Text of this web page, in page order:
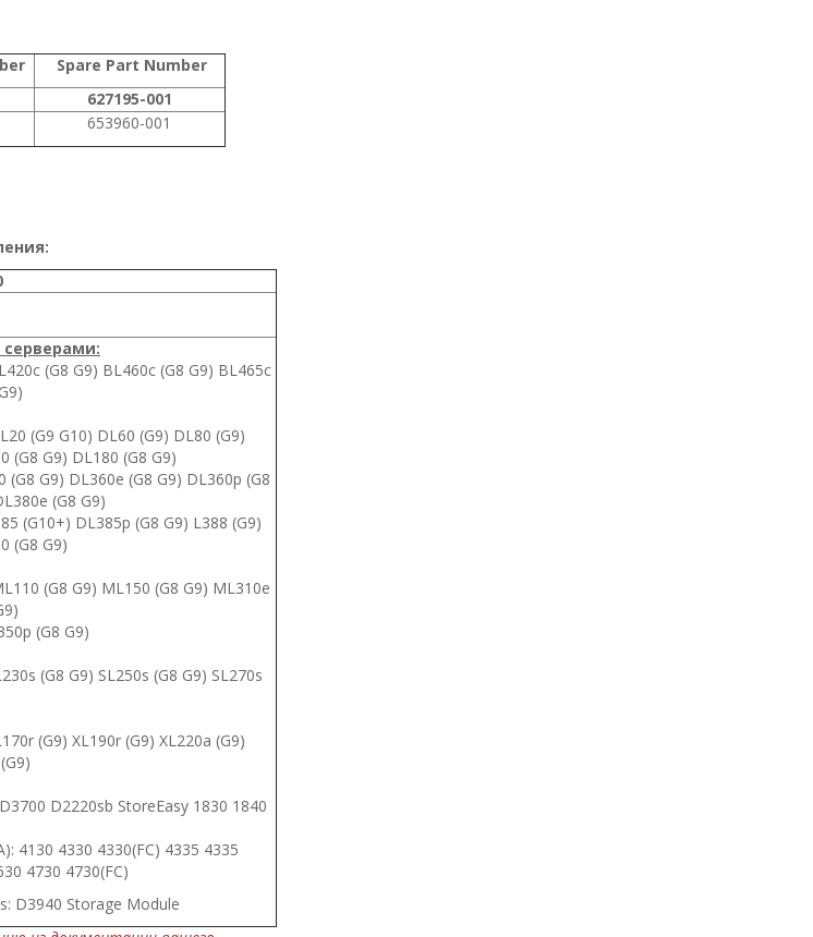
Spare Part Number
627195-001
653960-001
(G8 G9) BL460c (G8 G9) BL465c
(G9 G10) DL60 (G9) DL80 (G9)
(G8 G9) DL180 (G8 G9)
(G8 G9) DL360e (G8 G9) DL360p (G8
(G8 G9)
(G10+) DL385p (G8 G9) L388 (G9)
(G8 G9)
(G8 G9) ML150 (G8 G9) ML310e
(G8 G9)
(G8 G9) SL250s (G8 G9) SL270s
(G9) XL190r (G9) XL220a (G9)
D2220sb StoreEasy 1830 1840
4130 4330 4330(FC) 4335 4335
4730 4730(FC)
D3940 Storage Module